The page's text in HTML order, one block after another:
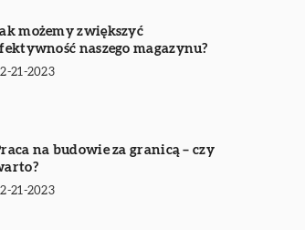
możemy zwiększyć
naszego magazynu?
21-2023
na budowie za granicą – czy
21-2023